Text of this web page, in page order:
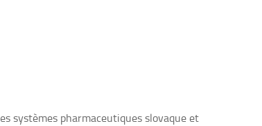
systèmes pharmaceutiques slovaque et